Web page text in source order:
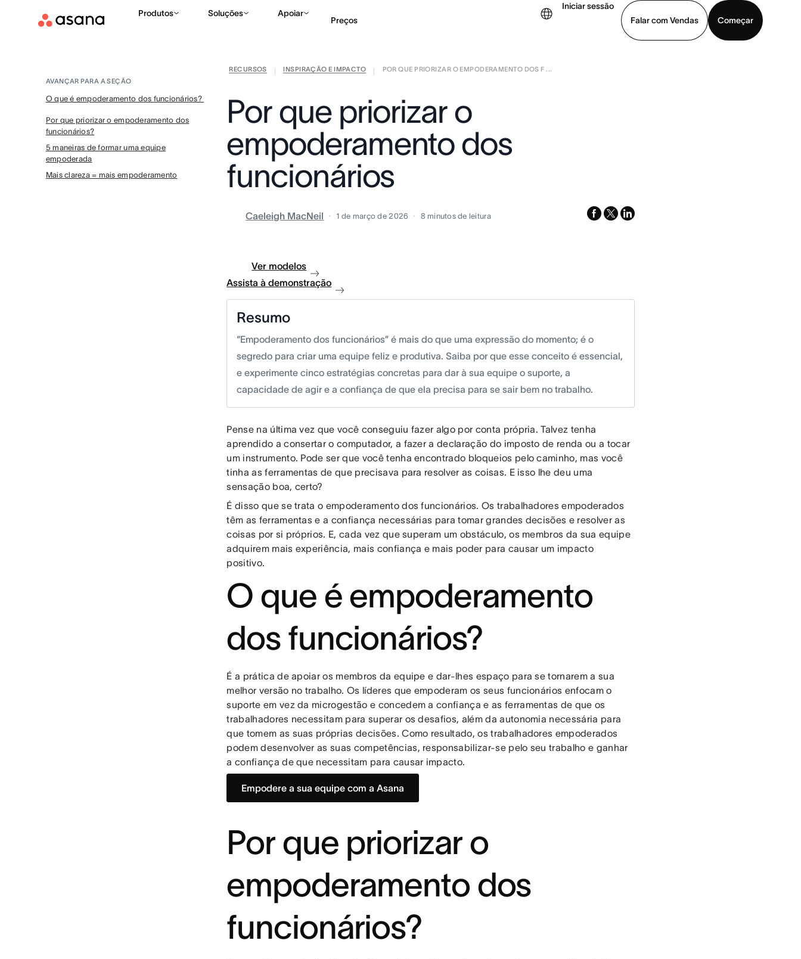
Produtos Soluções Apoiar
Preços
Iniciar sessão
Falar com Vendas
Começar
Falar com Vendas Veja uma demonstração
RECURSOS INSPIRAÇÃO E IMPACTO POR QUE PRIORIZAR O EMPODERAMENTO DOS F ...
Por que priorizar o
empoderamento dos
funcionários
Caeleigh MacNeil 1 de março de 2026 8 minutos de leitura facebook
x-
linkedin
AVANÇAR PARA A SEÇÃO
O que é empoderamento dos funcionários?
Por que priorizar o empoderamento dos
funcionários?
5 maneiras de formar uma equipe
empoderada
Mais clareza = mais empoderamento
Ver modelos
Assista à demonstração
Resumo
“Empoderamento dos funcionários” é mais do que uma expressão do momento; é o
segredo para criar uma equipe feliz e produtiva. Saiba por que esse conceito é essencial,
e experimente cinco estratégias concretas para dar à sua equipe o suporte, a
capacidade de agir e a confiança de que ela precisa para se sair bem no trabalho.
Pense na última vez que você conseguiu fazer algo por conta própria. Talvez tenha
aprendido a consertar o computador, a fazer a declaração do imposto de renda ou a tocar
um instrumento. Pode ser que você tenha encontrado bloqueios pelo caminho, mas você
tinha as ferramentas de que precisava para resolver as coisas. E isso lhe deu uma
sensação boa, certo?
É disso que se trata o empoderamento dos funcionários. Os trabalhadores empoderados
têm as ferramentas e a confiança necessárias para tomar grandes decisões e resolver as
coisas por si próprios. E, cada vez que superam um obstáculo, os membros da sua equipe
adquirem mais experiência, mais confiança e mais poder para causar um impacto
positivo.
O que é empoderamento
dos funcionários?
É a prática de apoiar os membros da equipe e dar-lhes espaço para se tornarem a sua
melhor versão no trabalho. Os líderes que empoderam os seus funcionários enfocam o
suporte em vez da microgestão e concedem a confiança e as ferramentas de que os
trabalhadores necessitam para superar os desafios, além da autonomia necessária para
que tomem as suas próprias decisões. Como resultado, os trabalhadores empoderados
podem desenvolver as suas competências, responsabilizar-se pelo seu trabalho e ganhar
a confiança de que necessitam para causar impacto.
Empodere a sua equipe com a Asana
Por que priorizar o
empoderamento dos
funcionários?